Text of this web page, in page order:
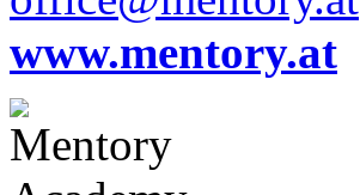
www.mentory.at